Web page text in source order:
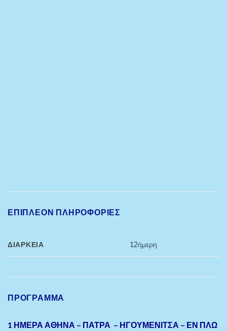
ΕΠΙΠΛΈΟΝ ΠΛΗΡΟΦΟΡΊΕΣ
ΔΙΆΡΚΕΙΑ 12ήμερη
ΠΡΟΓΡΑΜΜΑ
1 ΗΜΕΡΑ ΑΘΗΝΑ – ΠΑΤΡΑ – ΗΓΟΥΜΕΝΙΤΣΑ – ΕΝ ΠΛΩ